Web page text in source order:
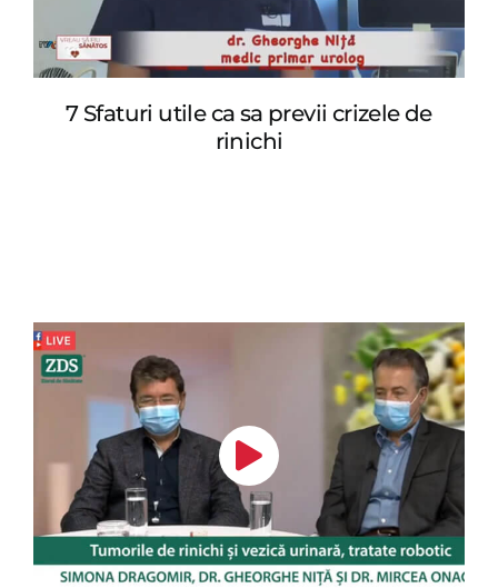
7 Sfaturi utile ca sa previi crizele de
rinichi